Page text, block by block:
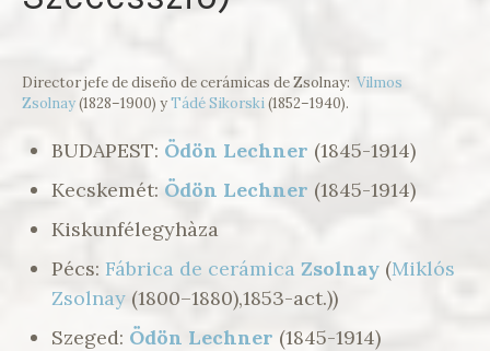
Director jefe de diseño de cerámicas de Zsolnay: Vilmos
Zsolnay(1828–1900) yTádé Sikorski(1852–1940).
BUDAPEST: Ödön Lechner (1845-1914)
Kecskemét: Ödön Lechner (1845-1914)
Kiskunfélegyhàza
Pécs: Fábrica de cerámica Zsolnay (Miklós
Zsolnay (1800–1880),1853-act.))
Szeged: Ödön Lechner (1845-1914)